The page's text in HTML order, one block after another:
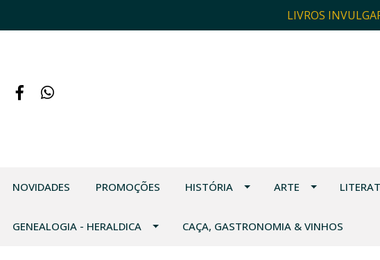
LIVROS
NOVIDADES PROMOÇÕES HISTÓRIA ARTE
GENEALOGIA - HERALDICA CAÇA, GASTRONOMIA & VINHOS